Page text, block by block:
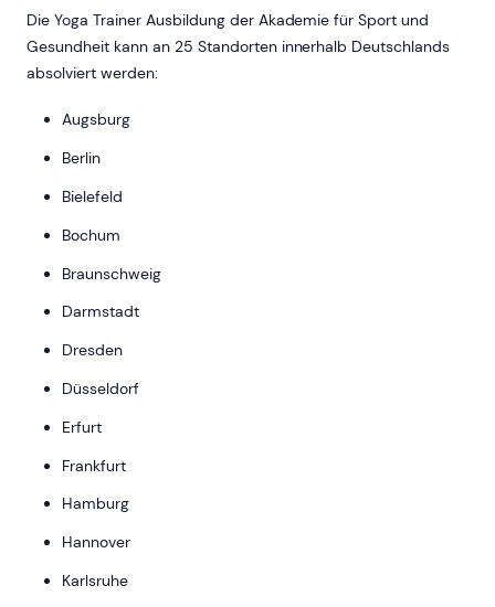
Die Yoga Trainer Ausbildung der Akademie für Sport und
Gesundheit kann an 25 Standorten innerhalb Deutschlands
absolviert werden:
Augsburg
Berlin
Bielefeld
Bochum
Braunschweig
Darmstadt
Dresden
Düsseldorf
Erfurt
Frankfurt
Hamburg
Hannover
Karlsruhe